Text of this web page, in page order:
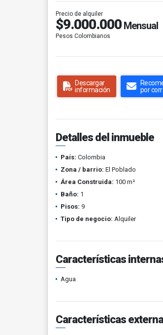
Precio de alquiler
$9.000.000 Mensual
Pesos Colombianos
Descargar
información
por
Detalles del inmueble
País: Colombia
Zona / barrio: El Poblado
Área Construida: 100 m²
Baño: 1
Pisos: 9
Tipo de negocio: Alquiler
Características
Agua
Características